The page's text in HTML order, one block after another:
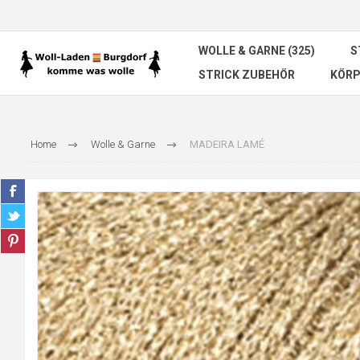
WOLLE & GARNE (325)
STRICK ZUBEHÖR
Home Wolle & Garne MADEIRA LAMÉ